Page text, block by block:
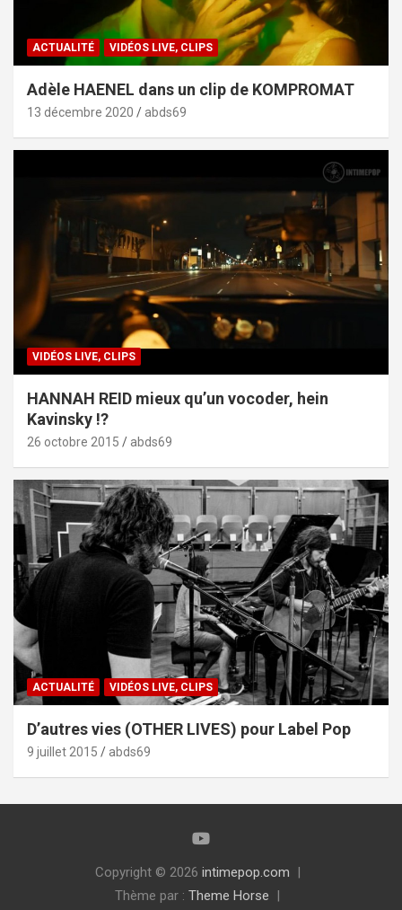
ACTUALITÉ VIDÉOS LIVE, CLIPS
Adèle HAENEL dans un clip de KOMPROMAT
13 décembre 2020 abds69
VIDÉOS LIVE, CLIPS
HANNAH REID mieux qu’un vocoder, hein
Kavinsky !?
26 octobre 2015 abds69
ACTUALITÉ VIDÉOS LIVE, CLIPS
D’autres vies (OTHER LIVES) pour Label Pop
9 juillet 2015 abds69
Copyright © 2026 intimepop.com
Thème par : Theme Horse